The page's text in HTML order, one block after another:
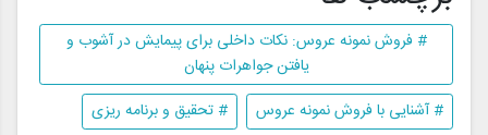
# فروش نمونه عروس: نکات داخلی برای پیمایش در آشوب و
یافتن جواهرات پنهان
# آشنایی با فروش نمونه عروس
# تحقیق و برنامه ریزی